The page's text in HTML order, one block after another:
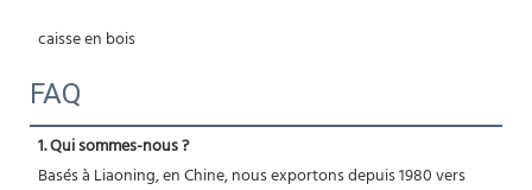
caisse en bois
FAQ
1. Qui sommes-nous ?